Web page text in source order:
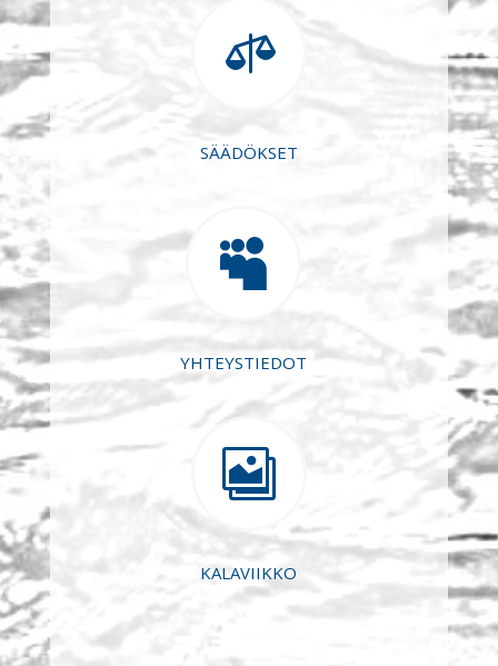

SÄÄDÖKSET

YHTEYSTIEDOT

KALAVIIKKO